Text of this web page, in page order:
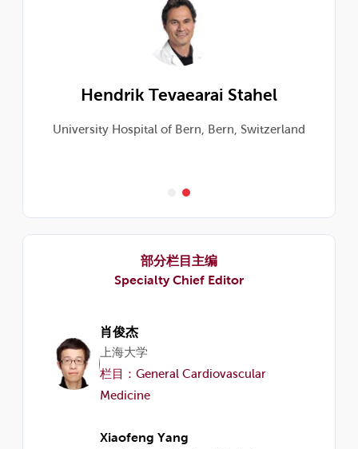
Hendrik Tevaearai Stahel
University Hospital of Bern, Bern, Switzerland
部分栏目主编
Specialty Chief Editor
肖俊杰
上海大学
栏目：General Cardiovascular
Medicine
Xiaofeng Yang